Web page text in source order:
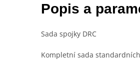
Popis a
Sada spojky DRC
Kompletní sada